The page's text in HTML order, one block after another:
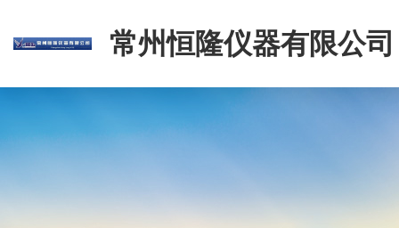
常州恒隆仪器有限公司